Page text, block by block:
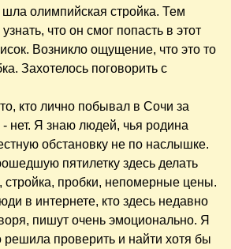
шла олимпийская стройка. Тем
что он смог попасть в этот
Возникло ощущение, что это то
Захотелось поговорить с
кто лично побывал в Сочи за
нет. Я знаю людей, чья родина
обстановку не по наслышке.
пятилетку здесь делать
стройка, пробки, непомерные цены.
в интернете, кто здесь недавно
пишут очень эмоционально. Я
решила проверить и найти хотя бы